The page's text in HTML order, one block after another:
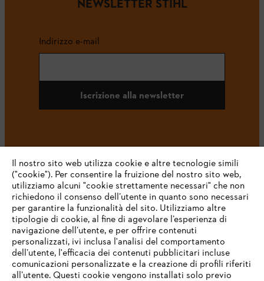
NEWSLETTER STIHL
Indirizzo e-mail
Iscrizione alla newsletter
#STIHL
L’azienda
Il nostro sito web utilizza cookie e altre tecnologie simili
("cookie"). Per consentire la fruizione del nostro sito web,
utilizziamo alcuni "cookie strettamente necessari" che non
richiedono il consenso dell’utente in quanto sono necessari
per garantire la funzionalità del sito. Utilizziamo altre
tipologie di cookie, al fine di agevolare l’esperienza di
navigazione dell’utente, e per offrire contenuti
personalizzati, ivi inclusa l'analisi del comportamento
dell’utente, l'efficacia dei contenuti pubblicitari incluse
comunicazioni personalizzate e la creazione di profili riferiti
all’utente. Questi cookie vengono installati solo previo